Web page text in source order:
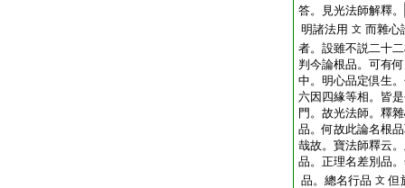
答。見光法師解釋。
明諸法用 文 而雜心
者。設雖不説二十
判今論根品。可有
中。明心品定倶生
六因四緣等相。皆
門。故光法師。釋
品。何故此論名根
哉故。寶法師釋云
品。正理名差別品
品。總名行品 文 但